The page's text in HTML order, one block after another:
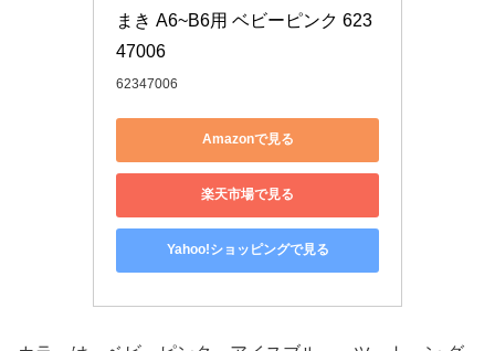
まき A6~B6用 ベビーピンク 623
47006
62347006
Amazonで見る
楽天市場で見る
Yahoo!ショッピングで見る